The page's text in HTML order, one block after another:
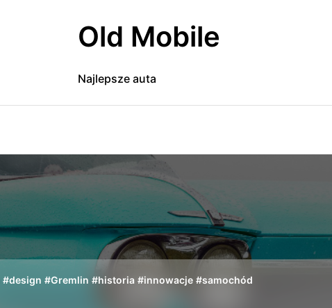
Old Mobile
Najlepsze auta
#design #Gremlin #historia #innowacje #samochód